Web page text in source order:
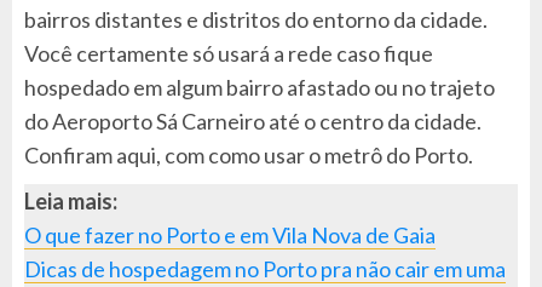
bairros distantes e distritos do entorno da cidade.
Você certamente só usará a rede caso fique
hospedado em algum bairro afastado ou no trajeto
do Aeroporto Sá Carneiro até o centro da cidade.
Confiram aqui, com como usar o metrô do Porto.
Leia mais:
O que fazer no Porto e em Vila Nova de Gaia
Dicas de hospedagem no Porto pra não cair em uma